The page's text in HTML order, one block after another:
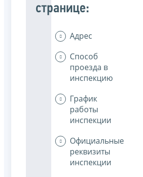
странице:
Адрес
Способ
проезда в
инспекцию
График
работы
инспекции
Официальные
реквизиты
инспекции